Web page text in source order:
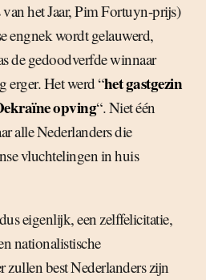
het Jaar, Pim Fortuyn-prijs)
engnek wordt gelauwerd,
de gedoodverfde winnaar
erger. Het werd “het gastgezin
opving“. Niet één
alle Nederlanders die
vluchtelingen in huis
eigenlijk, een zelffelicitatie,
nationalistische
zullen best Nederlanders zijn